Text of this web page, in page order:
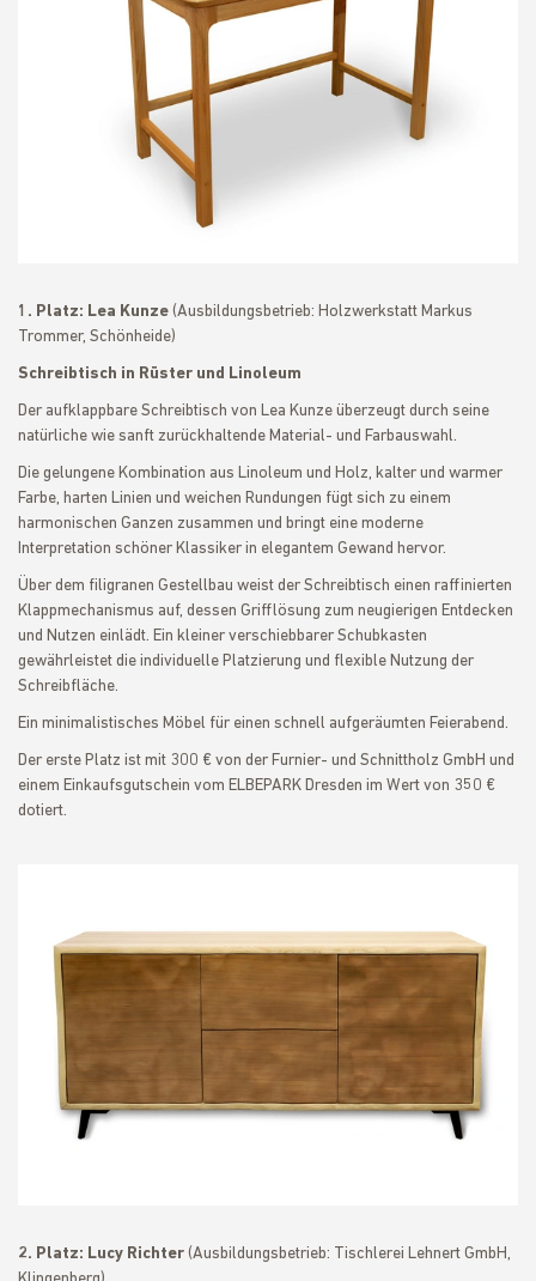
1. Platz: Lea Kunze (Ausbildungsbetrieb: Holzwerkstatt Markus
Trommer, Schönheide)
Schreibtisch in Rüster und Linoleum
Der aufklappbare Schreibtisch von Lea Kunze überzeugt durch seine
natürliche wie sanft zurückhaltende Material- und Farbauswahl.
Die gelungene Kombination aus Linoleum und Holz, kalter und warmer
Farbe, harten Linien und weichen Rundungen fügt sich zu einem
harmonischen Ganzen zusammen und bringt eine moderne
Interpretation schöner Klassiker in elegantem Gewand hervor.
Über dem filigranen Gestellbau weist der Schreibtisch einen raffinierten
Klappmechanismus auf, dessen Grifflösung zum neugierigen Entdecken
und Nutzen einlädt. Ein kleiner verschiebbarer Schubkasten
gewährleistet die individuelle Platzierung und flexible Nutzung der
Schreibfläche.
Ein minimalistisches Möbel für einen schnell aufgeräumten Feierabend.
Der erste Platz ist mit 300 € von der Furnier- und Schnittholz GmbH und
einem Einkaufsgutschein vom ELBEPARK Dresden im Wert von 350 €
dotiert.
2. Platz: Lucy Richter (Ausbildungsbetrieb: Tischlerei Lehnert GmbH,